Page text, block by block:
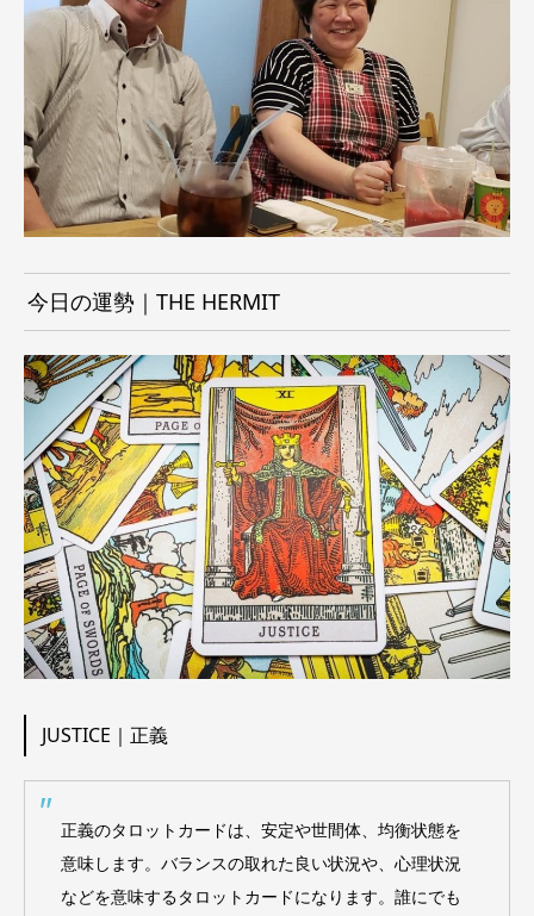
今日の運勢｜THE HERMIT
JUSTICE｜正義
正義のタロットカードは、安定や世間体、均衡状態を
意味します。バランスの取れた良い状況や、心理状況
などを意味するタロットカードになります。誰にでも